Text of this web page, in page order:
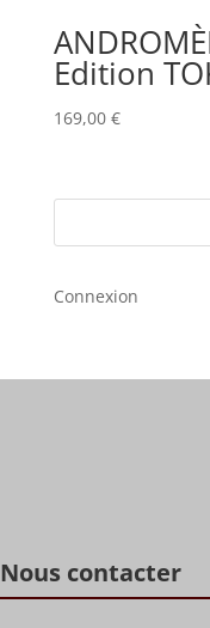
Edition
169,00 €
Connexion
Nous contacter